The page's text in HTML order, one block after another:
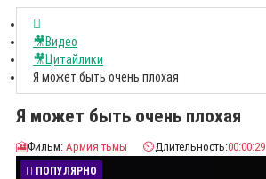
Показать все Цитаты с видео
🎥Видео
🎥Цитайлики
Я может быть очень плохая
Я может быть очень плохая
🎦Фильм: Армия тьмы ⏲️Длительность:00:00:29
ПОПУЛЯРНО